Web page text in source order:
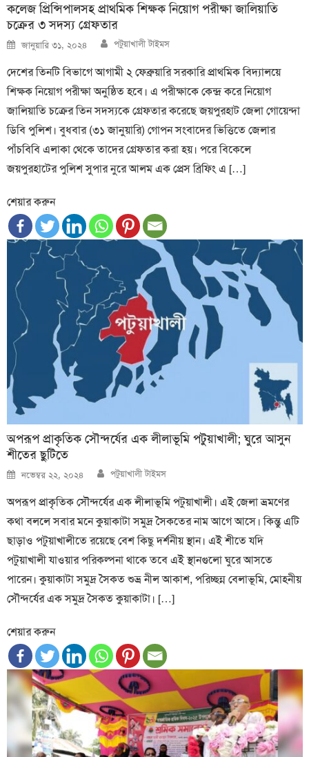
কলেজ প্রিন্সিপালসহ প্রাথমিক শিক্ষক নিয়োগ পরীক্ষা জালিয়াতি
চক্রের ৩ সদস্য গ্রেফতার
Posted
on
জানুয়ারি ৩১, ২০২৪ Author
পটুয়াখালী টাইমস
দেশের তিনটি বিভাগে আগামী ২ ফেব্রুয়ারি সরকারি প্রাথমিক বিদ্যালয়ে
শিক্ষক নিয়োগ পরীক্ষা অনুষ্ঠিত হবে। এ পরীক্ষাকে কেন্দ্র করে নিয়োগ
জালিয়াতি চক্রের তিন সদস্যকে গ্রেফতার করেছে জয়পুরহাট জেলা গোয়েন্দা
ডিবি পুলিশ। বুধবার (৩১ জানুয়ারি) গোপন সংবাদের ভিত্তিতে জেলার
পাঁচবিবি এলাকা থেকে তাদের গ্রেফতার করা হয়। পরে বিকেলে
জয়পুরহাটের পুলিশ সুপার নুরে আলম এক প্রেস ব্রিফিং এ […]
শেয়ার করুন
অপরূপ প্রাকৃতিক সৌন্দর্যের এক লীলাভূমি পটুয়াখালী; ঘুরে আসুন
শীতের ছুটিতে
Posted
on
নভেম্বর ২২, ২০২৪ Author
পটুয়াখালী টাইমস
অপরূপ প্রাকৃতিক সৌন্দর্যের এক লীলাভূমি পটুয়াখালী। এই জেলা ভ্রমণের
কথা বললে সবার মনে কুয়াকাটা সমুদ্র সৈকতের নাম আগে আসে। কিন্তু এটি
ছাড়াও পটুয়াখালীতে রয়েছে বেশ কিছু দর্শনীয় স্থান। এই শীতে যদি
পটুয়াখালী যাওয়ার পরিকল্পনা থাকে তবে এই স্থানগুলো ঘুরে আসতে
পারেন। কুয়াকাটা সমুদ্র সৈকত শুভ্র নীল আকাশ, পরিচ্ছন্ন বেলাভূমি, মোহনীয়
সৌন্দর্যের এক সমুদ্র সৈকত কুয়াকাটা। […]
শেয়ার করুন